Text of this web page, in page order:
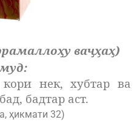
ваҷҳаҳ)
нек, хубтар ва
бадтар аст.
ҳикмати 32)